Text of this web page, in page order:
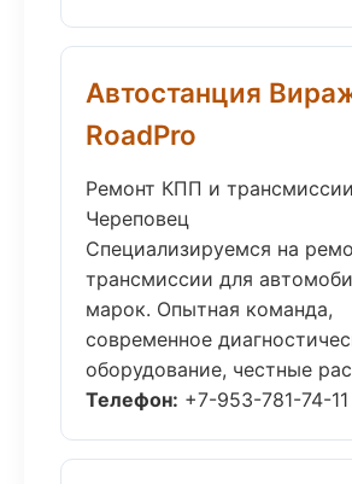
Автостанция
RoadPro
Ремонт КПП и
Череповец
Специализируемся на
трансмиссии для
марок. Опытная команда,
современное
оборудование, честные
Телефон: +7-953-781-74-11